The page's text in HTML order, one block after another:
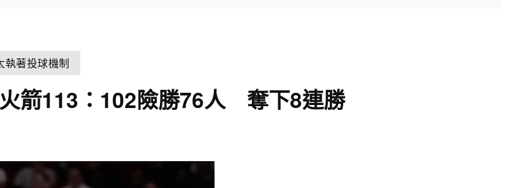
執著投球機制
箭113：102險勝76人 奪下8連勝